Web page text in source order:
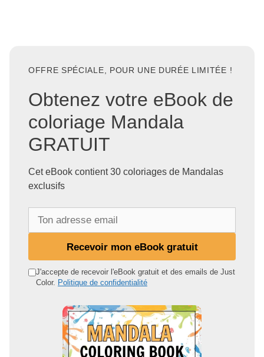
OFFRE SPÉCIALE, POUR UNE DURÉE LIMITÉE !
Obtenez votre eBook de
coloriage Mandala
GRATUIT
Cet eBook contient 30 coloriages de Mandalas
exclusifs
d
Recevoir mon eBook gratuit
J'accepte de recevoir l'eBook gratuit et des emails de Just
Color. Politique de confidentialité